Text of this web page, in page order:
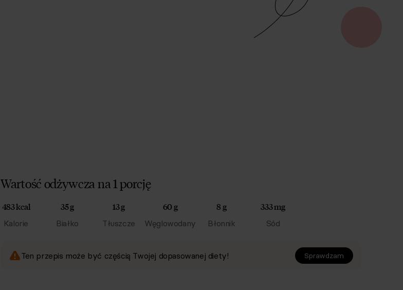
Wartość odżywcza na 1 porcję
483 kcal
Kalorie
35 g
Białko
13 g
Tłuszcze
60 g
Węglowodany
8 g
Błonnik
333 mg
Sód
Ten przepis może być częścią Twojej dopasowanej diety! Sprawdzam